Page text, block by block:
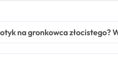
na gronkowca złocistego?